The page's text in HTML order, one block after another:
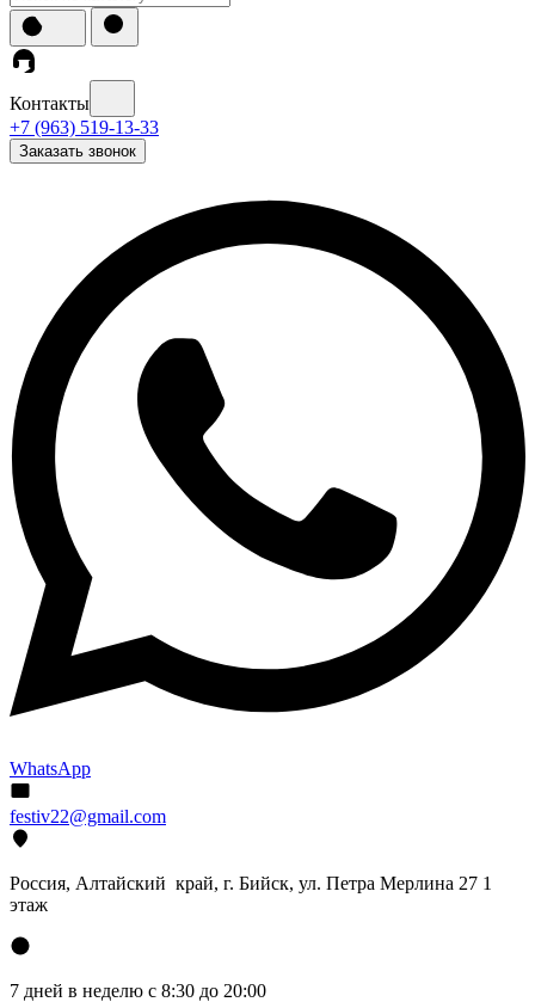
Контакты
+7 (963) 519-13-33
Заказать звонок
WhatsApp
festiv22@gmail.com
Россия, Алтайский край, г. Бийск, ул. Петра Мерлина 27 1
этаж
7 дней в неделю с 8:30 до 20:00